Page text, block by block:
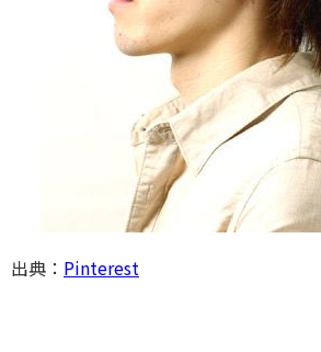
出典： Pinterest